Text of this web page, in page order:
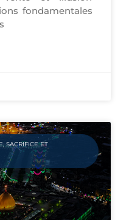
fondamentales
SACRIFICE ET